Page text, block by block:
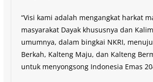
“Visi kami adalah mengangkat harkat
masyarakat Dayak khususnya dan
umumnya, dalam bingkai NKRI,
Berkah, Kalteng Maju, dan Kalteng
untuk menyongsong Indonesia Emas